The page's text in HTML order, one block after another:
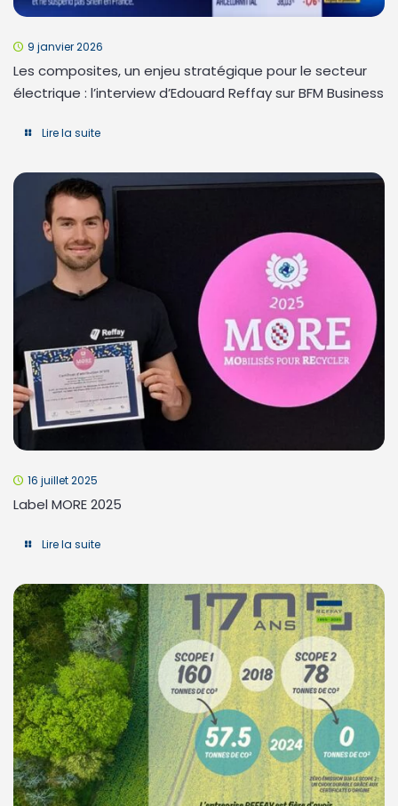
9 janvier 2026
Les composites, un enjeu stratégique pour le secteur
électrique : l’interview d’Edouard Reffay sur BFM Business
Lire la suite
16 juillet 2025
Label MORE 2025
Lire la suite